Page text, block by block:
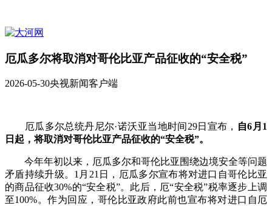
厄瓜多尔将取消对哥伦比亚产品征收的“安全税”
2026-05-30央视新闻客户端
厄瓜多尔总统丹尼尔·诺沃亚当地时间29日宣布， 自6月1
日起，将取消对哥伦比亚产品征收的“安全税”。
今年年初以来，厄瓜多尔和哥伦比亚围绕边境安全等问题
矛盾持续升级。1月21日，厄瓜多尔宣布将对进口自哥伦比亚
的商品征收30%的“安全税”。此后，厄“安全税”税率逐步上调
至100%。作为回应，哥伦比亚政府此前也宣布将对进口自厄